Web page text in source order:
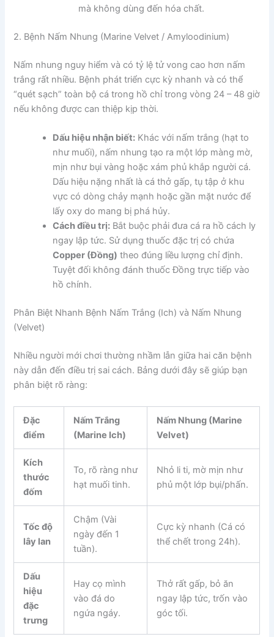
mà không dùng đến hóa chất.
2. Bệnh Nấm Nhung (Marine Velvet / Amyloodinium)
Nấm nhung nguy hiểm và có tỷ lệ tử vong cao hơn nấm
trắng rất nhiều. Bệnh phát triển cực kỳ nhanh và có thể
“quét sạch” toàn bộ cá trong hồ chỉ trong vòng 24 – 48 giờ
nếu không được can thiệp kịp thời.
Dấu hiệu nhận biết: Khác với nấm trắng (hạt to
như muối), nấm nhung tạo ra một lớp màng mờ,
mịn như bụi vàng hoặc xám phủ khắp người cá.
Dấu hiệu nặng nhất là cá thở gấp, tụ tập ở khu
vực có dòng chảy mạnh hoặc gần mặt nước để
lấy oxy do mang bị phá hủy.
Cách điều trị: Bắt buộc phải đưa cá ra hồ cách ly
ngay lập tức. Sử dụng thuốc đặc trị có chứa
Copper (Đồng) theo đúng liều lượng chỉ định.
Tuyệt đối không đánh thuốc Đồng trực tiếp vào
hồ chính.
Phân Biệt Nhanh Bệnh Nấm Trắng (Ich) và Nấm Nhung
(Velvet)
Nhiều người mới chơi thường nhầm lẫn giữa hai căn bệnh
này dẫn đến điều trị sai cách. Bảng dưới đây sẽ giúp bạn
phân biệt rõ ràng:
Đặc
điểm
Nấm Trắng
(Marine Ich)
Nấm Nhung (Marine
Velvet)
Kích
thước
đốm
To, rõ ràng như
hạt muối tinh.
Nhỏ li ti, mờ mịn như
phủ một lớp bụi/phấn.
Tốc độ
lây lan
Chậm (Vài
ngày đến 1
tuần).
Cực kỳ nhanh (Cá có
thể chết trong 24h).
Dấu
hiệu
đặc
trưng
Hay cọ mình
vào đá do
ngứa ngáy.
Thở rất gấp, bỏ ăn
ngay lập tức, trốn vào
góc tối.